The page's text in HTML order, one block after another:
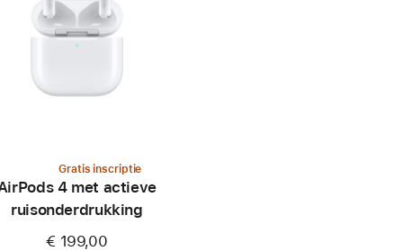
Gratis inscriptie
4 met actieve
ruisonderdrukking
€ 199,00